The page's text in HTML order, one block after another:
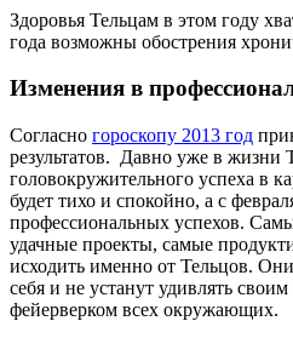
Здоровья Тельцам в этом году
года возможны обострения
Изменения в
Согласно гороскопу 2013 год
результатов. Давно уже в жизни
головокружительного успеха в
будет тихо и спокойно, а с
профессиональных успехов.
удачные проекты, самые
исходить именно от Тельцов.
себя и не устанут удивлять
фейерверком всех окружающих.